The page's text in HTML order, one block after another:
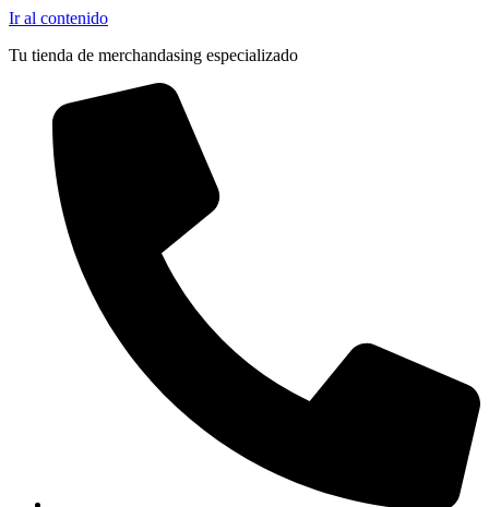
Ir al contenido
Tu tienda de merchandasing especializado